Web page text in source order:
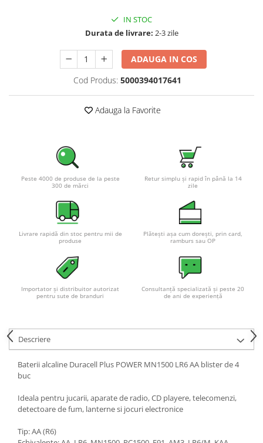
Sisteme de stocare energie
Pachete complete stocare energie
Sisteme fotovoltaice complete
Sisteme fotovoltaice profesionale
Pachete sisteme fotovoltaice
Statii de incarcare vehicule
Statii de incarcare
Cabluri de incarcare vehicule
Prize de incarcare vehicule
Accesorii
Acumulatori VRLA AGM/GEL /
Tractiune / LiFePo4
Baterii si acumulatori gel si VRLA
6-12 V
de 6-12 V
Acumulatori Moto, ATV
GEL
IN STOC
Durata de livrare: 2-3 zile
ADAUGA IN COS
Cod Produs: 5000394017641
Adauga la Favorite
Peste 4000 de produse de la peste
300 de mărci
Retur simplu și rapid în până la 14
zile
Livrare rapidă din stoc pentru mii de
produse
Plătești așa cum dorești, prin card,
ramburs sau OP
Importator și distribuitor autorizat
pentru sute de branduri
Consultanță specializată și peste 20
de ani de experiență
Descriere
Baterii alcaline Duracell Plus POWER MN1500 LR6 AA blister de 4
buc
Ideala pentru jucarii, aparate de radio, CD playere, telecomenzi,
detectoare de fum, lanterne si jocuri electronice
Tip: AA (R6)